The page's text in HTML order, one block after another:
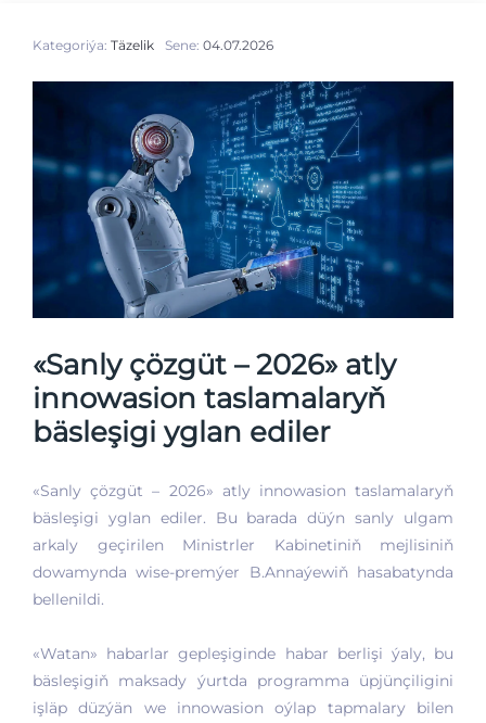
Kategoriýa: Täzelik Sene: 04.07.2026
«Sanly çözgüt – 2026» atly
innowasion taslamalaryň
bäsleşigi yglan ediler
«Sanly çözgüt – 2026» atly innowasion taslamalaryň
bäsleşigi yglan ediler. Bu barada düýn sanly ulgam
arkaly geçirilen Ministrler Kabinetiniň mejlisiniň
dowamynda wise-premýer B.Annaýewiň hasabatynda
bellenildi.
«Watan» habarlar gepleşiginde habar berlişi ýaly, bu
bäsleşigiň maksady ýurtda programma üpjünçiligini
işläp düzýän we innowasion oýlap tapmalary bilen